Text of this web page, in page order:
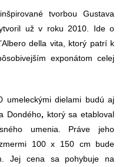
tvorbou Gustava
už v roku 2010. Ide o
della vita , ktorý patrí k
exponátom celej
umeleckými dielami budú aj
Dondého, ktorý sa etabloval
umenia. Práve jeho
100 x 150 cm bude
Jej cena sa pohybuje na